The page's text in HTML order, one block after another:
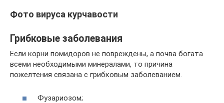
Фото вируса курчавости
Грибковые заболевания
Если корни помидоров не повреждены, а почва богата
всеми необходимыми минералами, то причина
пожелтения связана с грибковым заболеванием.
Фузариозом;